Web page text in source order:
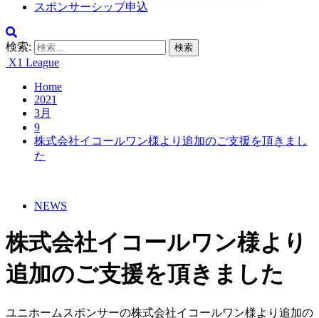
スポンサーシップ申込
検索:
X1 League
Home
2021
3月
9
株式会社イコールワン様より追加のご支援を頂きまし
た
NEWS
株式会社イコールワン様より
追加のご支援を頂きました
ユニホームスポンサーの株式会社イコールワン様より追加の